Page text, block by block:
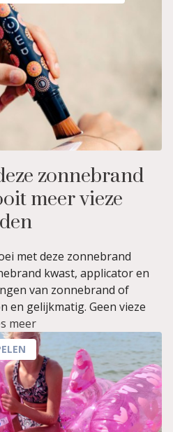
zonnebrand
meer vieze
met deze zonnebrand
kwast, applicator en
van zonnebrand of
en gelijkmatig. Geen vieze
meer